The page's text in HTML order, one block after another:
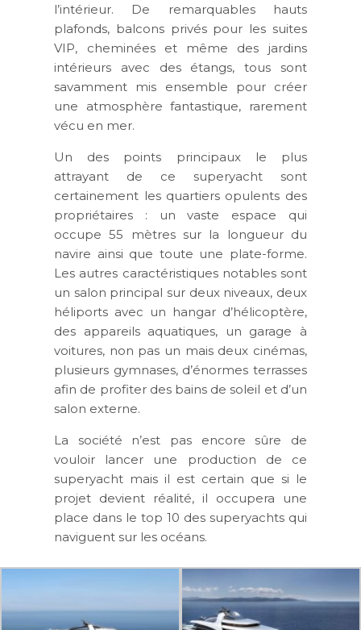
l’intérieur. De remarquables hauts
plafonds, balcons privés pour les suites
VIP, cheminées et même des jardins
intérieurs avec des étangs, tous sont
savamment mis ensemble pour créer
une atmosphère fantastique, rarement
vécu en mer.
Un des points principaux le plus
attrayant de ce superyacht sont
certainement les quartiers opulents des
propriétaires : un vaste espace qui
occupe 55 mètres sur la longueur du
navire ainsi que toute une plate-forme.
Les autres caractéristiques notables sont
un salon principal sur deux niveaux, deux
héliports avec un hangar d’hélicoptère,
des appareils aquatiques, un garage à
voitures, non pas un mais deux cinémas,
plusieurs gymnases, d’énormes terrasses
afin de profiter des bains de soleil et d’un
salon externe.
La société n’est pas encore sûre de
vouloir lancer une production de ce
superyacht mais il est certain que si le
projet devient réalité, il occupera une
place dans le top 10 des superyachts qui
naviguent sur les océans.